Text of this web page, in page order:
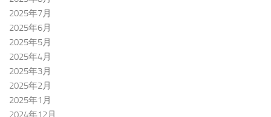
2025年7月
2025年6月
2025年5月
2025年4月
2025年3月
2025年2月
2025年1月
2024年12月